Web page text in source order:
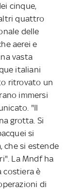
cinque,
quattro
delle
aerei e
vasta
italiani
ritrovato un
immersi
"Il
grotta. Si
si
che si estende
La Mndf ha
costiera è
di